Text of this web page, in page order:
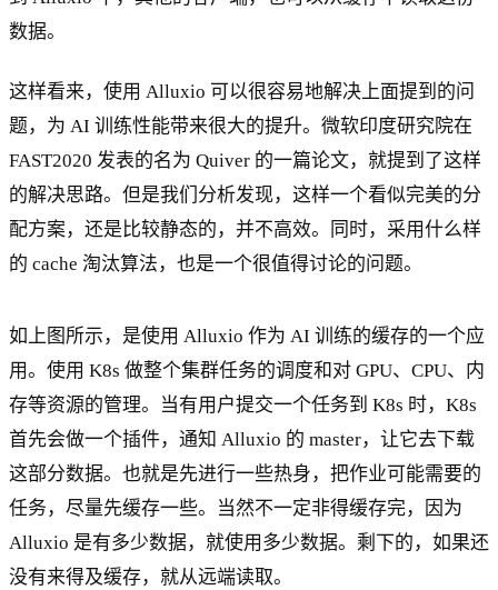
数据。
这样看来，使用 Alluxio 可以很容易地解决上面提到的问
题，为 AI 训练性能带来很大的提升。微软印度研究院在
FAST2020 发表的名为 Quiver 的一篇论文，就提到了这样
的解决思路。但是我们分析发现，这样一个看似完美的分
配方案，还是比较静态的，并不高效。同时，采用什么样
的 cache 淘汰算法，也是一个很值得讨论的问题。
如上图所示，是使用 Alluxio 作为 AI 训练的缓存的一个应
用。使用 K8s 做整个集群任务的调度和对 GPU、CPU、内
存等资源的管理。当有用户提交一个任务到 K8s 时，K8s
首先会做一个插件，通知 Alluxio 的 master，让它去下载
这部分数据。也就是先进行一些热身，把作业可能需要的
任务，尽量先缓存一些。当然不一定非得缓存完，因为
Alluxio 是有多少数据，就使用多少数据。剩下的，如果还
没有来得及缓存，就从远端读取。